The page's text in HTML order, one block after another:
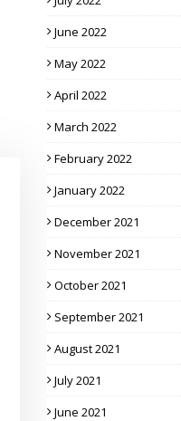
June 2022
May 2022
April 2022
March 2022
February 2022
January 2022
December 2021
November 2021
October 2021
September 2021
August 2021
July 2021
June 2021